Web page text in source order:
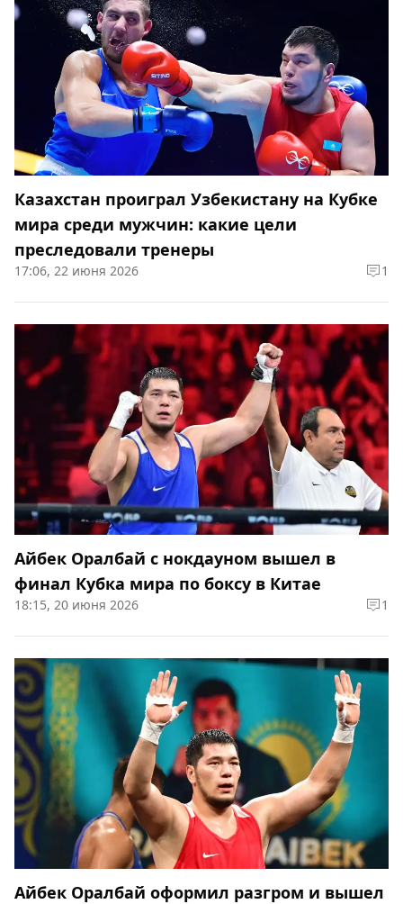
Казахстан проиграл Узбекистану на Кубке
мира среди мужчин: какие цели
преследовали тренеры
17:06, 22 июня 2026 1
Айбек Оралбай с нокдауном вышел в
финал Кубка мира по боксу в Китае
18:15, 20 июня 2026 1
Айбек Оралбай оформил разгром и вышел